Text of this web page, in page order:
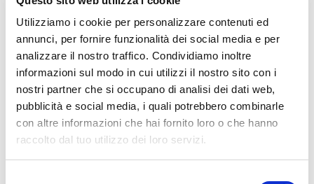
Utilizziamo i cookie per personalizzare contenuti ed
annunci, per fornire funzionalità dei social media e per
analizzare il nostro traffico. Condividiamo inoltre
informazioni sul modo in cui utilizzi il nostro sito con i
nostri partner che si occupano di analisi dei dati web,
pubblicità e social media, i quali potrebbero combinarle
con altre informazioni che hai fornito loro o che hanno
raccolto dal tuo utilizzo dei loro servizi.
ALLENATI CON ME!